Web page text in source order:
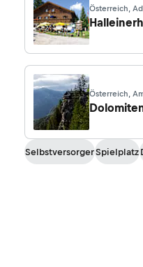
Österreich,
Österreich,
SelbstversorgerSpielplatz